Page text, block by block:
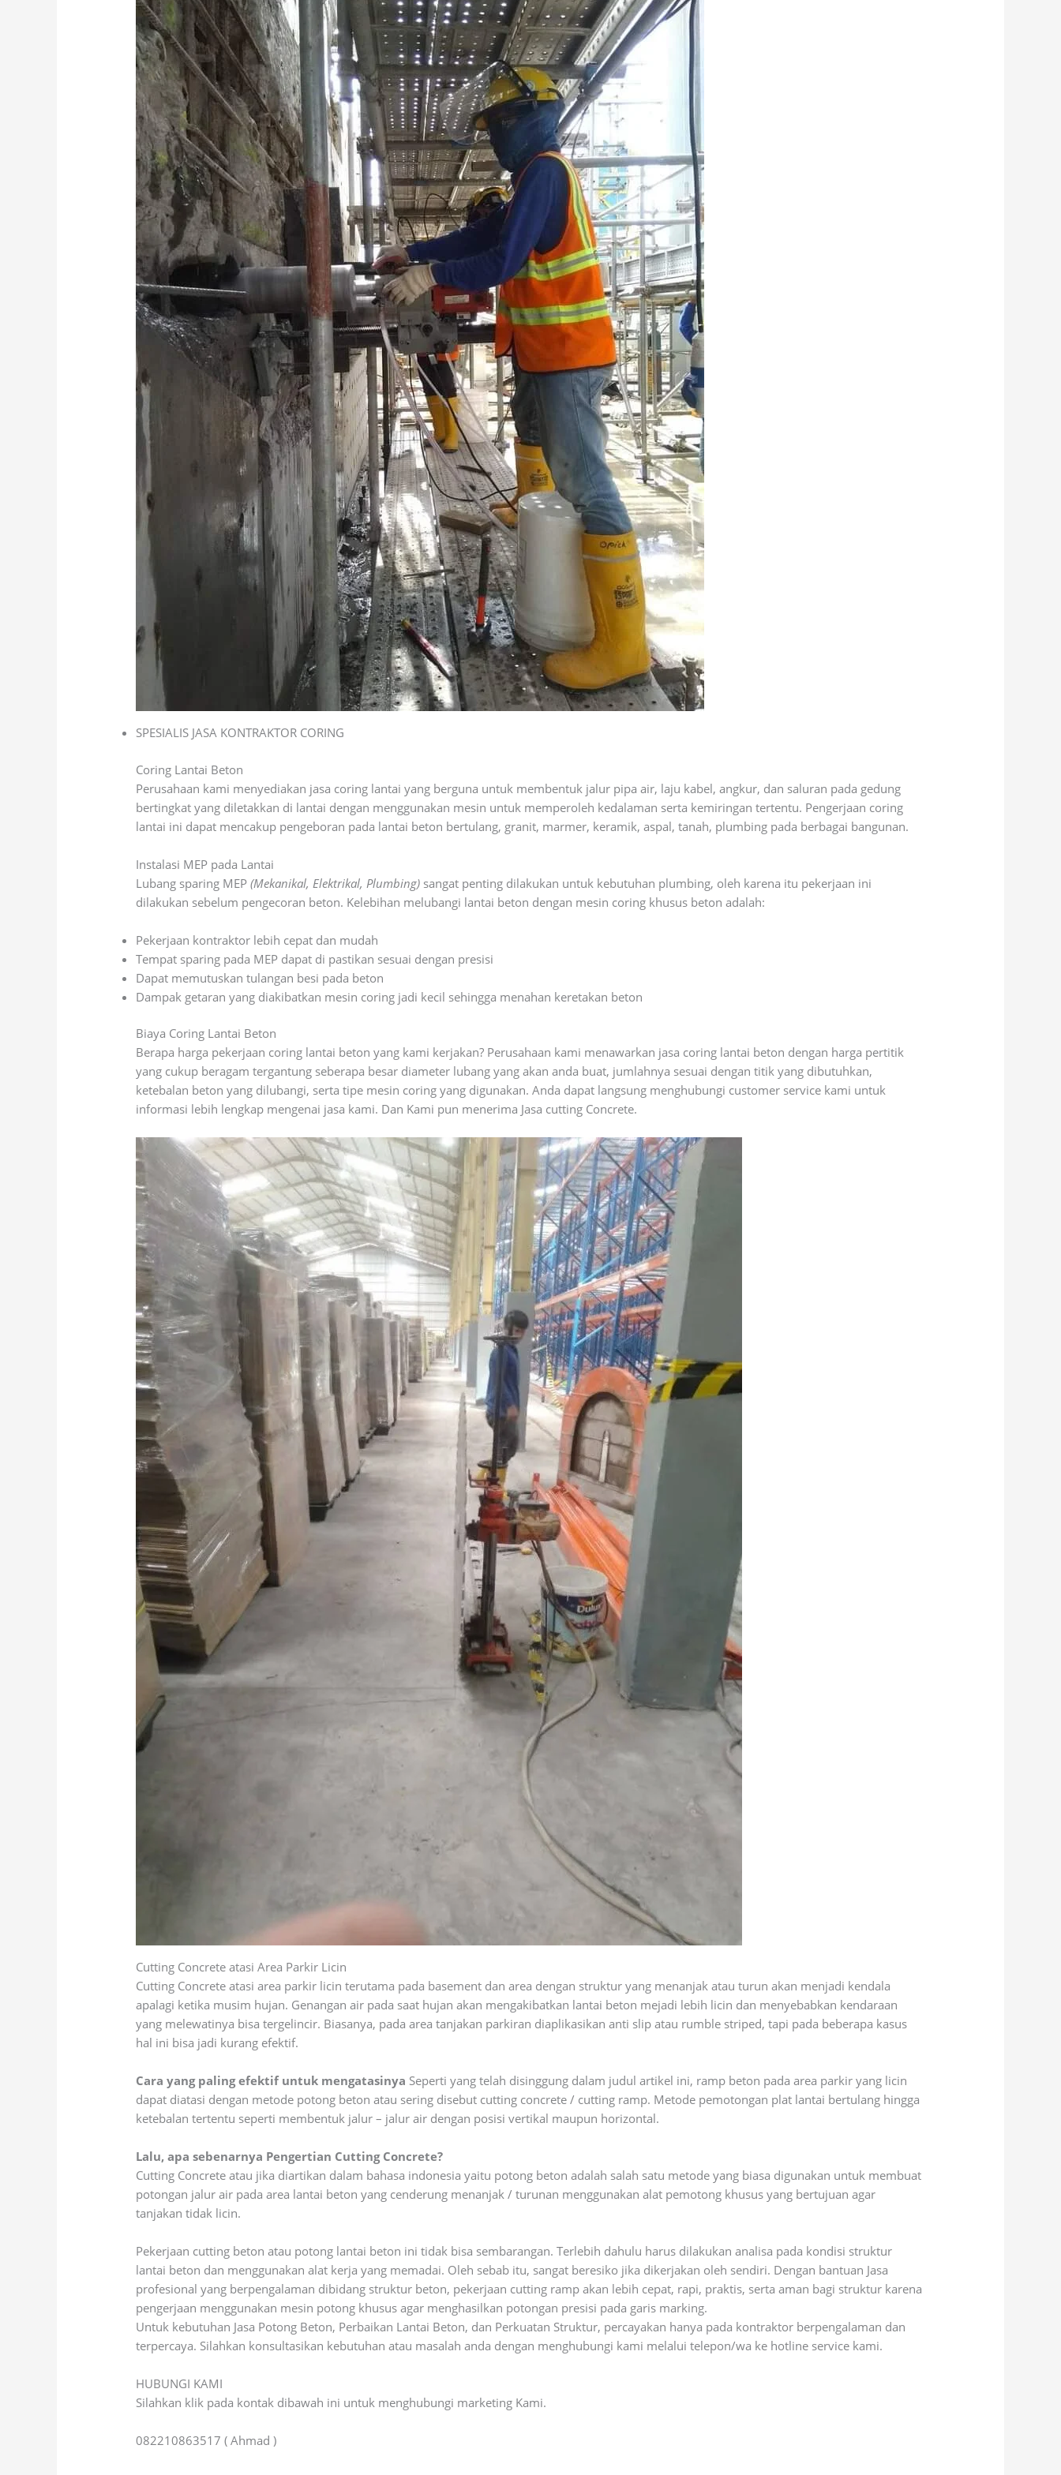
SPESIALIS JASA KONTRAKTOR CORING
Coring Lantai Beton
Perusahaan kami menyediakan jasa coring lantai yang berguna untuk membentuk jalur pipa air, laju kabel, angkur, dan saluran pada gedung
bertingkat yang diletakkan di lantai dengan menggunakan mesin untuk memperoleh kedalaman serta kemiringan tertentu. Pengerjaan coring
lantai ini dapat mencakup pengeboran pada lantai beton bertulang, granit, marmer, keramik, aspal, tanah, plumbing pada berbagai bangunan.
Instalasi MEP pada Lantai
Lubang sparing MEP(Mekanikal, Elektrikal, Plumbing) sangat penting dilakukan untuk kebutuhan plumbing, oleh karena itu pekerjaan ini
dilakukan sebelum pengecoran beton. Kelebihan melubangi lantai beton dengan mesin coring khusus beton adalah:
Pekerjaan kontraktor lebih cepat dan mudah
Tempat sparing pada MEP dapat di pastikan sesuai dengan presisi
Dapat memutuskan tulangan besi pada beton
Dampak getaran yang diakibatkan mesin coring jadi kecil sehingga menahan keretakan beton
Biaya Coring Lantai Beton
Berapa harga pekerjaan coring lantai beton yang kami kerjakan? Perusahaan kami menawarkan jasa coring lantai beton dengan harga pertitik
yang cukup beragam tergantung seberapa besar diameter lubang yang akan anda buat, jumlahnya sesuai dengan titik yang dibutuhkan,
ketebalan beton yang dilubangi, serta tipe mesin coring yang digunakan. Anda dapat langsung menghubungi customer service kami untuk
informasi lebih lengkap mengenai jasa kami. Dan Kami pun menerima Jasa cutting Concrete.
Cutting Concrete atasi Area Parkir Licin
Cutting Concrete atasi area parkir licin terutama pada basement dan area dengan struktur yang menanjak atau turun akan menjadi kendala
apalagi ketika musim hujan. Genangan air pada saat hujan akan mengakibatkan lantai beton mejadi lebih licin dan menyebabkan kendaraan
yang melewatinya bisa tergelincir. Biasanya, pada area tanjakan parkiran diaplikasikan anti slip atau rumble striped, tapi pada beberapa kasus
hal ini bisa jadi kurang efektif.
Cara yang paling efektif untuk mengatasinya Seperti yang telah disinggung dalam judul artikel ini, ramp beton pada area parkir yang licin
dapat diatasi dengan metode potong beton atau sering disebut cutting concrete / cutting ramp. Metode pemotongan plat lantai bertulang hingga
ketebalan tertentu seperti membentuk jalur – jalur air dengan posisi vertikal maupun horizontal.
Lalu, apa sebenarnya Pengertian Cutting Concrete?
Cutting Concrete atau jika diartikan dalam bahasa indonesia yaitu potong beton adalah salah satu metode yang biasa digunakan untuk membuat
potongan jalur air pada area lantai beton yang cenderung menanjak / turunan menggunakan alat pemotong khusus yang bertujuan agar
tanjakan tidak licin.
Pekerjaan cutting beton atau potong lantai beton ini tidak bisa sembarangan. Terlebih dahulu harus dilakukan analisa pada kondisi struktur
lantai beton dan menggunakan alat kerja yang memadai. Oleh sebab itu, sangat beresiko jika dikerjakan oleh sendiri. Dengan bantuan Jasa
profesional yang berpengalaman dibidang struktur beton, pekerjaan cutting ramp akan lebih cepat, rapi, praktis, serta aman bagi struktur karena
pengerjaan menggunakan mesin potong khusus agar menghasilkan potongan presisi pada garis marking.
Untuk kebutuhan Jasa Potong Beton, Perbaikan Lantai Beton, dan Perkuatan Struktur, percayakan hanya pada kontraktor berpengalaman dan
terpercaya. Silahkan konsultasikan kebutuhan atau masalah anda dengan menghubungi kami melalui telepon/wa ke hotline service kami.
HUBUNGI KAMI
Silahkan klik pada kontak dibawah ini untuk menghubungi marketing Kami.
082210863517 ( Ahmad )